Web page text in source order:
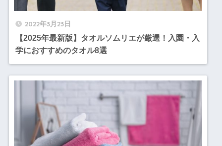
2022年3月23日
【2025年最新版】タオルソムリエが厳選！入園・入
学におすすめのタオル8選